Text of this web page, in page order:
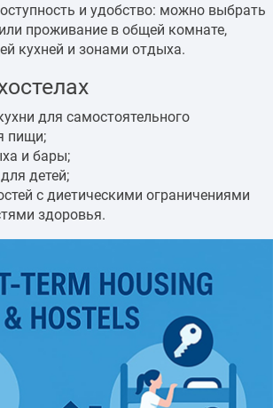
и удобство: можно выбрать
проживание в общей комнате,
кухней и зонами отдыха.
для самостоятельного
пищи;
и бары;
детей;
с диетическими ограничениями
здоровья.